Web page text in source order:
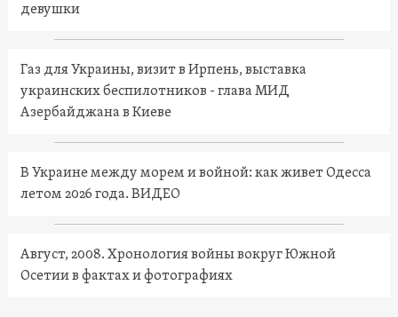
девушки
Газ для Украины, визит в Ирпень, выставка
украинских беспилотников - глава МИД
Азербайджана в Киеве
В Украине между морем и войной: как живет Одесса
летом 2026 года. ВИДЕО
Август, 2008. Хронология войны вокруг Южной
Осетии в фактах и фотографиях